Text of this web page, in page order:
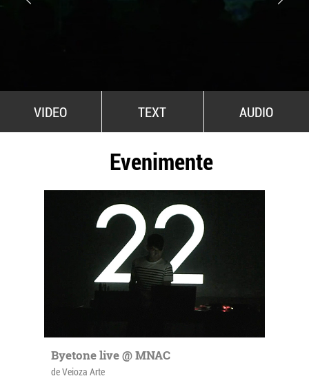
All Stars For Outernational
VIDEO TEXT AUDIO
Evenimente
Byetone live @ MNAC
de Veioza Arte